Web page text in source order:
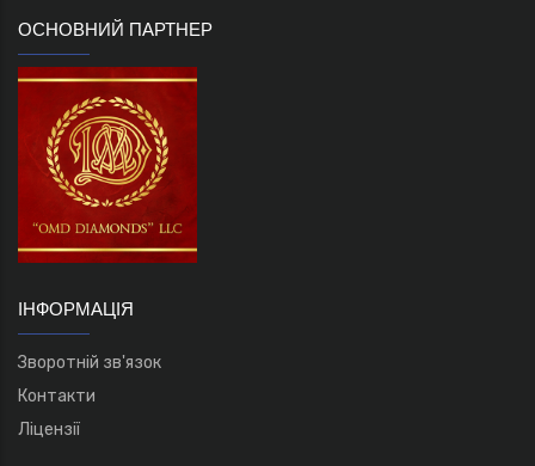
ОСНОВНИЙ ПАРТНЕР
ІНФОРМАЦІЯ
Зворотній зв'язок
Контакти
Ліцензії